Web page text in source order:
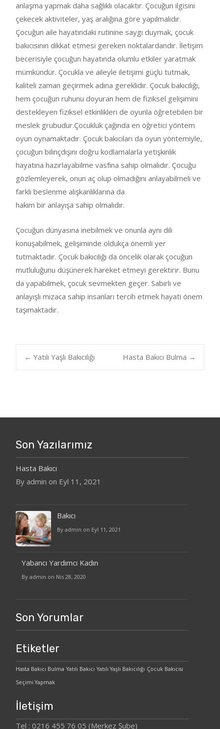
anlaşma yapmak daha sağlıklı olacaktır. Çocuğun ilgisini
çekecek aktiviteler, yaş aralığına göre yapılmalıdır.
Çocuğun aile hayatındaki rutinine saygı duymak, çocuk
bakıcısının dikkat etmesi gereken noktalardandır. İletişim
becerisiyle çocuğun hayatında olumlu etkiler yaratmak
mümkündür. Çocukla ve aileyle iletişimi güçlü tutmak,
kaliteli zaman geçirmek adına gereklidir. Çocuk bakıcılığı,
hem çocuğun ruhunu doyuran hem de fiziksel gelişimini
destekleyen fiziksel etkinlikleri de oyunla öğretebilen bir
meslek grubudur.Çocukluk çağında en öğretici yöntem
oyun oynamaktadır. Çocuk bakıcıları da oyun yöntemiyle,
çocuğun bilinçdışını doğru kodlamalarla yetişkinlik
hayatına hazırlayabilme vasfına sahip olmalıdır. Çocuğu
gözlemleyerek, onun aç olup olmadığını anlayabilmeli ve
farklı beslenme alışkanlıklarına da
hakim bir anlayışa sahip olmalıdır.
Çocuğun dünyasına inebilmek ve onunla aynı dili
konuşabilmek, gelişiminde oldukça önemli yer
tutmaktadır. Çocuk bakıcılığı da öncelik olarak çocuğun
mutluluğunu düşünerek hareket etmeyi gerektirir. Bunu
da yapabilmek, çocuk sevmekten geçer. Sabırlı ve
anlayışlı mizaca sahip insanları tercih etmek hayati önem
taşımaktadır.
Post
← Yatılı Yaşlı Bakıcılığı Hasta Bakıcı Bulma →
Son Yazılarımız
Hasta Bakıcı
By admin on Eyl 11, 2021
Bakıcı
By admin on Eyl 11, 2021
Yabancı Yardımcı Kadın
By admin on Nis 28, 2020
Son Yorumlar
Etiketler
Hasta Bakıcı Bulma Yatılı Bakıcı Yatılı Yaşlı Bakıcılığı Çocuk Bakıcısı
Seçimi Yapmak
İletişim
Tel : 0216 455 76 05 (Merkez Şube)